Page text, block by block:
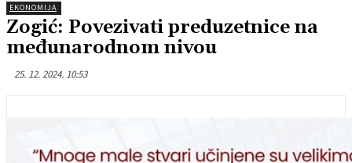
EKONOMIJA
Zogić: Povezivati preduzetnice na
međunarodnom nivou
25. 12. 2024. 10:53